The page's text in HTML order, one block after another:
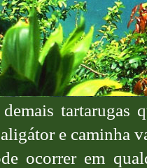
tartarugas
e caminha
ocorrer em